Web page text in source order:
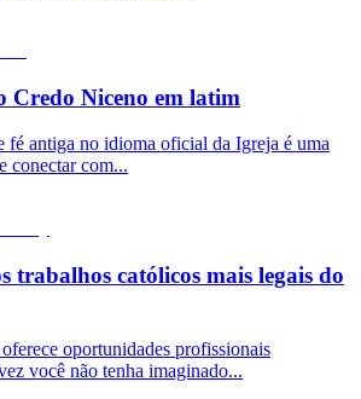
Credo Niceno em latim
fé antiga no idioma oficial da Igreja é uma
conectar com...
trabalhos católicos mais legais do
oportunidades profissionais
você não tenha imaginado...